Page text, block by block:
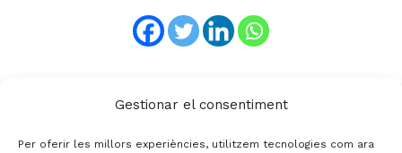
Gestionar el consentiment
Per oferir les millors experiències, utilitzem tecnologies com ara